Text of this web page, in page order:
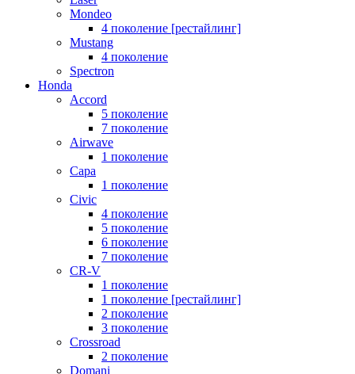
Mondeo
4 поколение [рестайлинг]
Mustang
4 поколение
Spectron
Honda
Accord
5 поколение
7 поколение
Airwave
1 поколение
Capa
1 поколение
Civic
4 поколение
5 поколение
6 поколение
7 поколение
CR-V
1 поколение
1 поколение [рестайлинг]
2 поколение
3 поколение
Crossroad
2 поколение
Domani